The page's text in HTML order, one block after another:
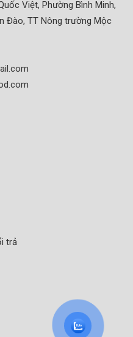
Việt, Phường Bình Minh,
Đào, TT Nông trường Mộc
trả